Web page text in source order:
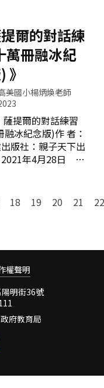
，也帶給大家歡樂；
身體被熱湯燙傷的余
歌」讓她忘記傷
把它視為自己特別
也找回自信；「超
」的劉家愷其實是
到痛她期待你會爬牙
叫聲媽媽第一個媽是
生她沒有對誰發誓
一生好愛好愛你第
輕聲她輕聲唱著搖
地搖著搖著看你睡
自謝知橋詩集《生
者在酸甜
活感受中，把刻骨
戀、哀傷、別離、
至是生活中的小趣
新詩，有些讓人感
有些讓人會心一
」這套方法。她把轉
一套具體的方法
問、一個反轉。」
就像一把能夠解開
匙，我們只要跟著
做，就可以找回自
意識，看清楚念頭
相，然後做出更明
擇。 在日益變化
環境下，我們都需
多的事情以及難
、日常生活、陌生
與身體狀況等等，
們不自覺產生許多
釋放。 在面對這
我們會習慣用長久
的思維做回應。這
容易從原生家庭裡
及與長輩互動中給
影響，如果認定一
負面的，那麼這個
提爾的對話練
萬冊融冰紀
》
美國小楊炳煥老師
冰紀念版)作 者：
版社：親子天下出
2021年4月28日
不穩定，不管我怎
都找不到真正的原
折。最後我們停止
藝課的學習，平息
早就哭哭啼啼的小
，可惜的是我們並
解決真正的問題。
是這個機緣，透過
享我接觸了《薩提
練習》這本
書要介紹的是一
在「薩提爾的冰山
18 19 20 21 22
權聲明
明街36號
府教育局